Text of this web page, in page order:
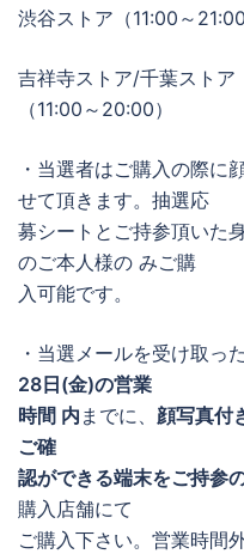
渋谷ストア（11:00～21:00
吉祥寺ストア/千葉スト
（11:00～20:00）
・当選者はご購入の際に
せて頂きます。抽選応
募シートとご持参頂いた
のご本人様の みご購
入可能です。
・当選メールを受け取っ
28日(金)の営業
時間 内 までに、 顔写真付
ご確
認ができる端末をご持参
購入店舗にて
ご購入下さい。営業時間